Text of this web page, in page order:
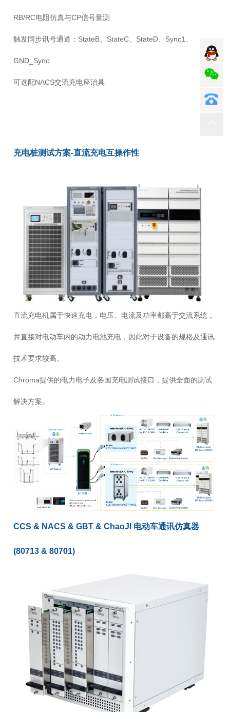
RB/RC电阻仿真与CP信号量测
触发同步讯号通道：StateB、StateC、StateD、Sync1、
GND_Sync
可选配NACS交流充电座治具
充电桩测试方案-直流充电互操作性
直流充电机属于快速充电，电压、电流及功率都高于交流系统，
并直接对电动车内的动力电池充电，因此对于设备的规格及通讯
技术要求较高。
Chroma提供的电力电子及各国充电测试接口，提供全面的测试
解决方案。
CCS & NACS & GBT & ChaoJI 电动车通讯仿真器
(80713 & 80701)